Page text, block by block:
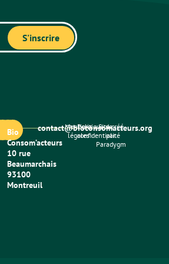
Bio
Consom’acteurs
10 rue
Beaumarchais
93100
Montreuil
contact@bioconsomacteurs.org
Mentions
légales
Politique de
confidentialité
Site créé
par
Paradygm